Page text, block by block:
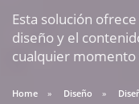
Esta solución
diseño y el
cualquier momento
Home Diseño